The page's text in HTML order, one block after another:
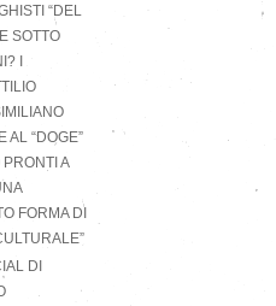
“DEL
SOTTO
I
AL “DOGE”
A
FORMA DI
DI